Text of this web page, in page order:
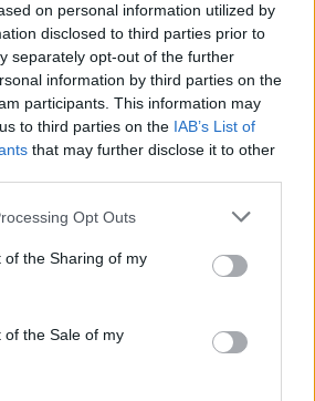
on personal information utilized by
disclosed to third parties prior to
separately opt-out of the further
information by third parties on the
participants. This information may
to third parties on the IAB’s List of
that may further disclose it to other
app uses one or more Google
or usage behaviour. You may click to
to Google and its third-party tags to
specified purposes in below Google
Opt Outs
of the Sharing of my
of the Sale of my